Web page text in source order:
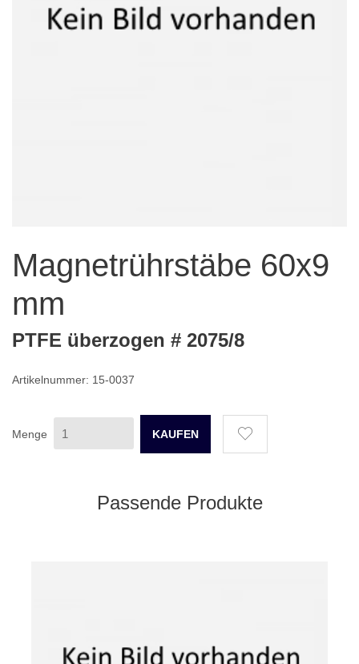
Magnetrührstäbe 60x9
mm
PTFE überzogen # 2075/8
Artikelnummer: 15-0037
Menge
Passende Produkte